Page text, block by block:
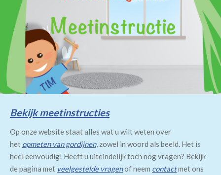
Bekijk meetinstructies
Op onze website staat alles wat u wilt weten over
het opmeten van gordijnen, zowel in woord als beeld. Het is
heel eenvoudig! Heeft u uiteindelijk toch nog vragen? Bekijk
de pagina met veelgestelde vragenof neem contactmet ons